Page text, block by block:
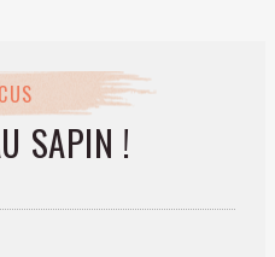
SAPIN !